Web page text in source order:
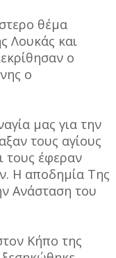
θέμα
Λουκάς και
ο
ο
μας για την
τους αγίους
τους έφεραν
Η αποδημία Της
Ανάσταση του
Κήπο της